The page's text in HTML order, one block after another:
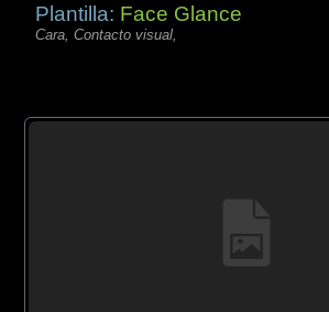
Plantilla: Face Glance
Cara, Contacto visual,